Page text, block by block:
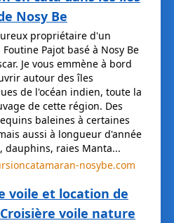
Nosy Be
propriétaire d'un
Pajot basé à Nosy Be
Je vous emmène à bord
autour des îles
de l'océan indien, toute la
de cette région. Des
baleines à certaines
aussi à longueur d'année
dauphins, raies Manta...
nosybe.com
voile et location de
voile nature